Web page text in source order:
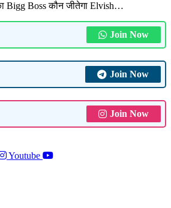
Bigg Boss कौन जीतेगा Elvish…
Join Now
Join Now
Join Now
Youtube